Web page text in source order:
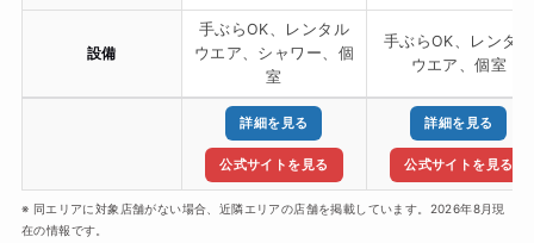
設備
手ぶらOK、レンタル
ウエア、シャワー、個
室
手ぶらOK、レンタル
ウエア、個室
詳細を見る
公式サイトを見る
詳細を見る
公式サイトを見る
※ 同エリアに対象店舗がない場合、近隣エリアの店舗を掲載しています。2026年8月現
在の情報です。